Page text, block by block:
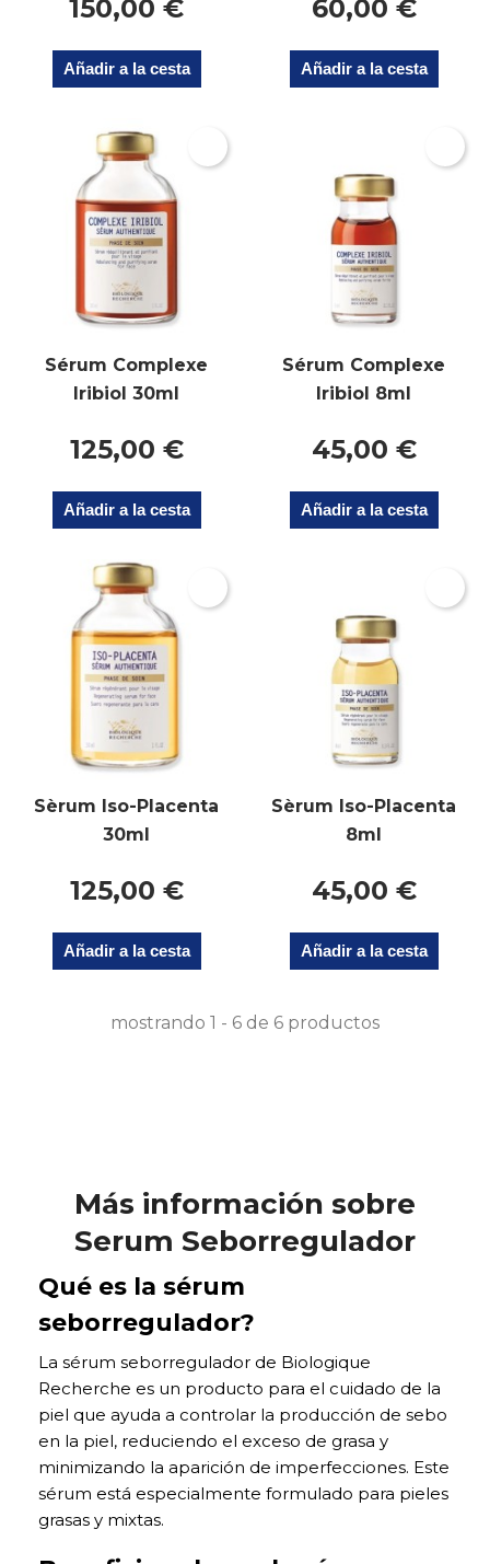
150,00 €
Añadir a la cesta
60,00 €
Añadir a la cesta
Sérum Complexe
Iribiol 30ml
125,00 €
Añadir a la cesta
Sérum Complexe
Iribiol 8ml
45,00 €
Añadir a la cesta
Sèrum Iso-Placenta
30ml
125,00 €
Añadir a la cesta
Sèrum Iso-Placenta
8ml
45,00 €
Añadir a la cesta
mostrando 1 - 6 de 6 productos
Más información sobre
Serum Seborregulador
Qué es la sérum
seborregulador?
La sérum seborregulador de Biologique
Recherche es un producto para el cuidado de la
piel que ayuda a controlar la producción de sebo
en la piel, reduciendo el exceso de grasa y
minimizando la aparición de imperfecciones. Este
sérum está especialmente formulado para pieles
grasas y mixtas.